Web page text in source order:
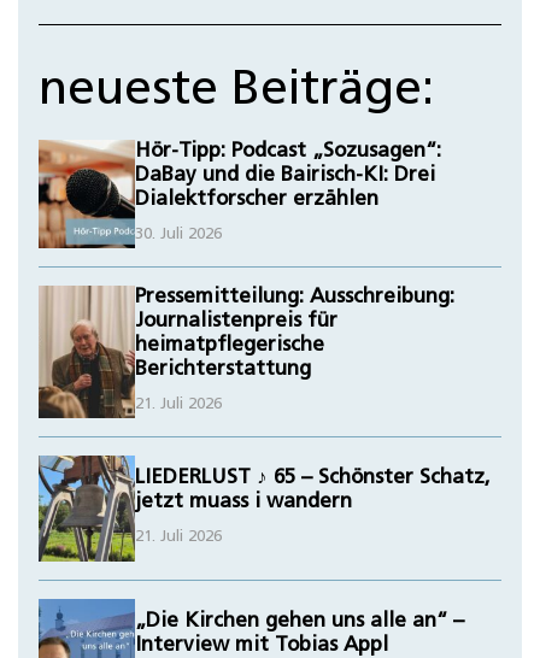
neueste Beiträge:
Hör-Tipp: Podcast „Sozusagen“:
DaBay und die Bairisch-KI: Drei
Dialektforscher erzählen
30. Juli 2026
Pressemitteilung: Ausschreibung:
Journalistenpreis für
heimatpflegerische
Berichterstattung
21. Juli 2026
LIEDERLUST ♪ 65 – Schönster Schatz,
jetzt muass i wandern
21. Juli 2026
„Die Kirchen gehen uns alle an“ –
Interview mit Tobias Appl